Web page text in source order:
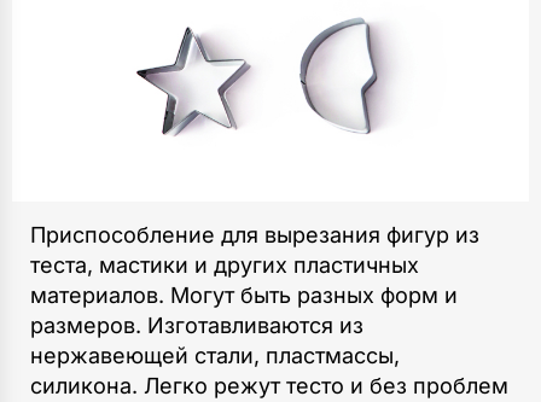
Приспособление для вырезания фигур из
теста, мастики и других пластичных
материалов. Могут быть разных форм и
размеров. Изготавливаются из
нержавеющей стали, пластмассы,
силикона. Легко режут тесто и без проблем